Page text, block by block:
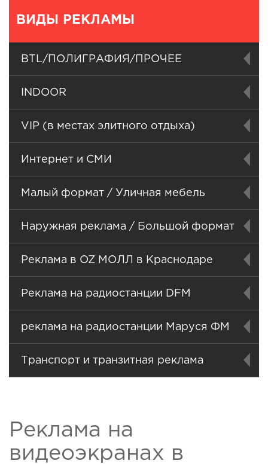
ВИДЫ РЕКЛАМЫ
BTL/ПОЛИГРАФИЯ/ПРОЧЕЕ
INDOOR
VIP (в местах элитного отдыха)
Интернет и СМИ
Малый формат / Уличная мебель
Наружная реклама / Большой формат
Реклама в OZ МОЛЛ в Краснодаре
Реклама на радиостанции DFM
реклама на радиостанции Маруся ФМ
Транспорт и транзитная реклама
Реклама на
видеоэкранах в